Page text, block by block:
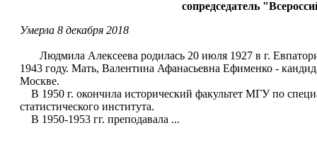
сопредседатель
Умерла 8 декабря 2018
Людмила Алексеева родилась 20 июля 1927 в г.
1943 году. Мать, Валентина Афанасьевна Ефименко -
Москве.
В 1950 г. окончила исторический факультет МГУ по
статистического института.
В 1950-1953 гг. преподавала ...